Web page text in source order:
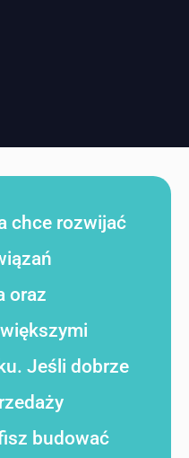
chce rozwijać
oraz
Jeśli dobrze
budować